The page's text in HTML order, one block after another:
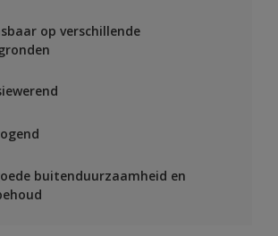
op verschillende
buitenduurzaamheid en